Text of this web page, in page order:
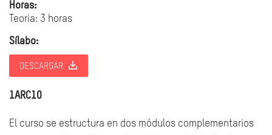
Horas:
Teoria: 3 horas
Sílabo:
DESCARGAR
1ARC10
El curso se estructura en dos módulos complementarios